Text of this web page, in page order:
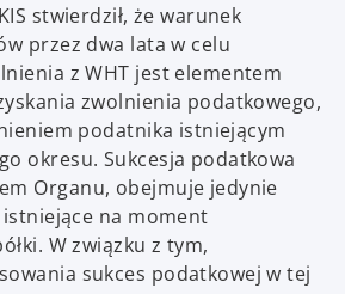
stwierdził, że warunek
przez dwa lata w celu
z WHT jest elementem
zwolnienia podatkowego,
podatnika istniejącym
okresu. Sukcesja podatkowa
Organu, obejmuje jedynie
na moment
W związku z tym,
sukces podatkowej w tej